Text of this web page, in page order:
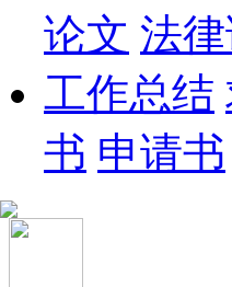
论文 法
工作总结
书 申请书